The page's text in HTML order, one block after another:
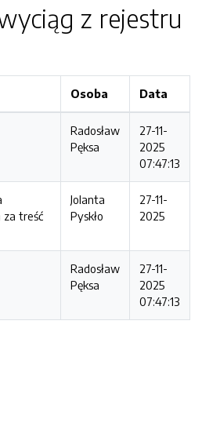
z rejestru
Osoba Data
Radosław
Pęksa
27-11-
2025
07:47:13
za treść
Jolanta
Pyskło
27-11-
2025
Radosław
Pęksa
27-11-
2025
07:47:13